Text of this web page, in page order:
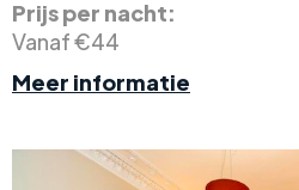
Prijs per nacht:
Vanaf €44
Meer informatie